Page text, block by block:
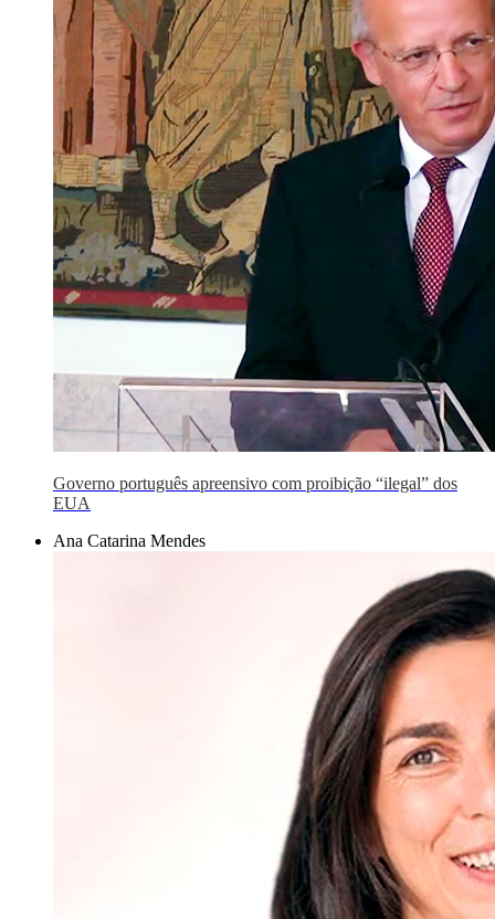
Governo português apreensivo com proibição “ilegal” dos
EUA
Ana Catarina Mendes